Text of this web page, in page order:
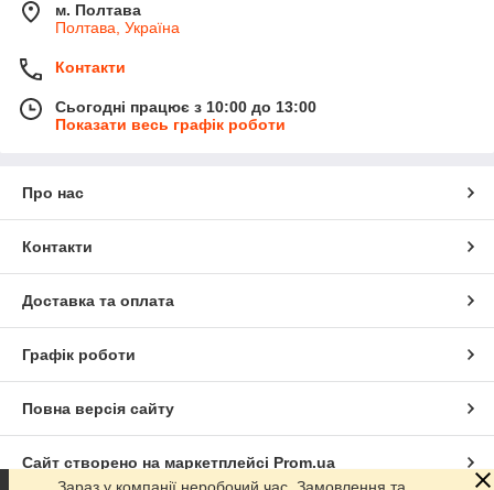
м. Полтава
Полтава, Україна
Контакти
Сьогодні працює з 10:00 до 13:00
Показати весь графік роботи
Про нас
Контакти
Доставка та оплата
Графік роботи
Повна версія сайту
Сайт створено на маркетплейсі Prom.ua